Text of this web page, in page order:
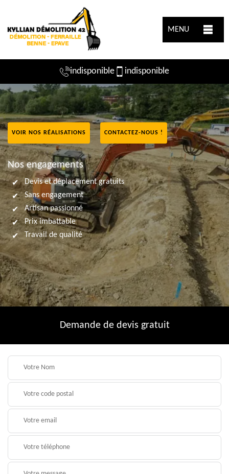
MENU
indisponible indisponible
VOIR NOS RÉALISATIONS CONTACTEZ-NOUS !
Nos engagements
Devis et déplacement gratuits
Sans engagement
Artisan passionné
Prix imbattable
Travail de qualité
Demande de devis gratuit